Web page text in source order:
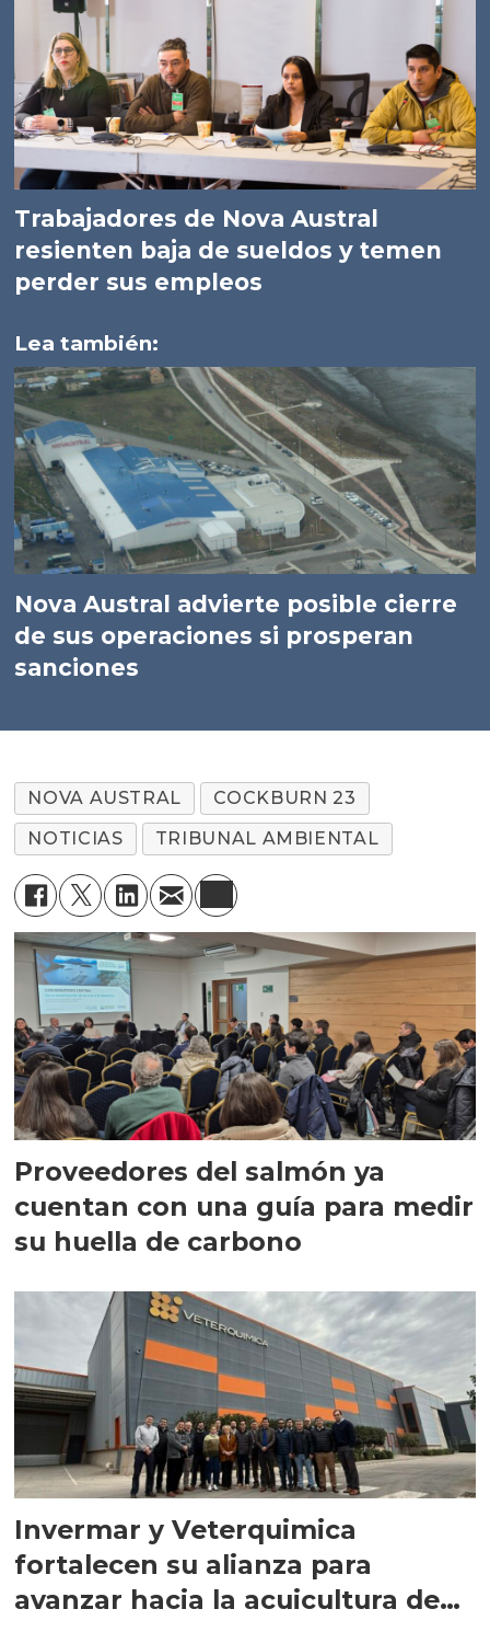
Trabajadores de Nova Austral
resienten baja de sueldos y temen
perder sus empleos
Lea también:
Nova Austral advierte posible cierre
de sus operaciones si prosperan
sanciones
NOVA AUSTRAL
COCKBURN 23
NOTICIAS
TRIBUNAL AMBIENTAL
Proveedores del salmón ya
cuentan con una guía para medir
su huella de carbono
Invermar y Veterquimica
fortalecen su alianza para
avanzar hacia la acuicultura de